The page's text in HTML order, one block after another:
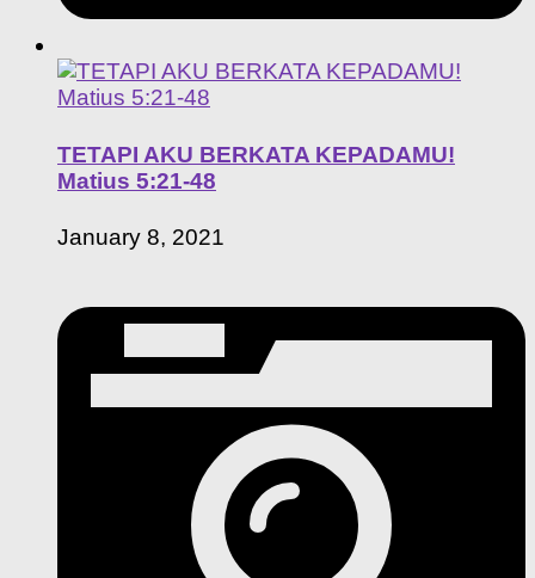
TETAPI AKU BERKATA KEPADAMU!
Matius 5:21-48
January 8, 2021